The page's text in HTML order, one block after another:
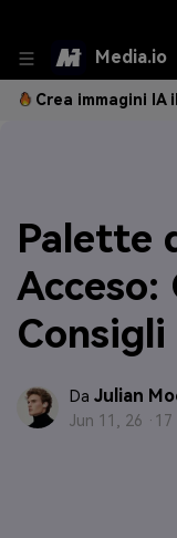
Media.io
Crea immagini IA
Palette
Acceso:
Da Julian
Jun 11, 26 · 17